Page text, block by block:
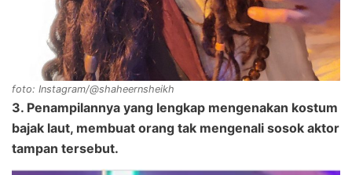
foto: Instagram/@shaheernsheikh
3. Penampilannya yang lengkap mengenakan kostum
bajak laut, membuat orang tak mengenali sosok aktor
tampan tersebut.